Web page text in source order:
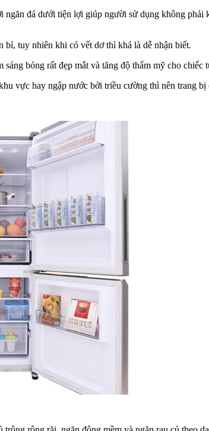
ngăn đá dưới tiện lợi giúp người sử dụng không
bỉ, tuy nhiên khi có vết dơ thì khá là dễ nhận biết.
bóng rất đẹp mắt và tăng độ thẩm mỹ cho chiếc
vực hay ngập nước bởi triều cường thì nên trang